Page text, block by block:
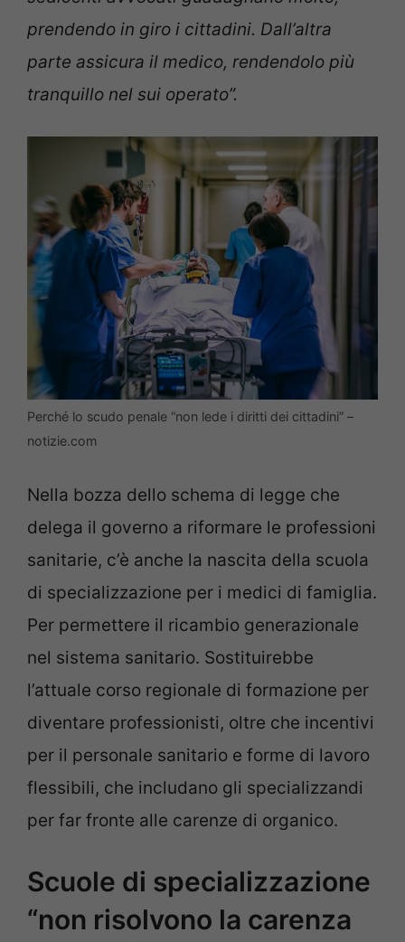
prendendo in giro i cittadini. Dall’altra
parte assicura il medico, rendendolo più
tranquillo nel sui operato”.
Perché lo scudo penale “non lede i diritti dei cittadini” –
notizie.com
Nella bozza dello schema di legge che
delega il governo a riformare le professioni
sanitarie, c’è anche la nascita della scuola
di specializzazione per i medici di famiglia.
Per permettere il ricambio generazionale
nel sistema sanitario. Sostituirebbe
l’attuale corso regionale di formazione per
diventare professionisti, oltre che incentivi
per il personale sanitario e forme di lavoro
flessibili, che includano gli specializzandi
per far fronte alle carenze di organico.
Scuole di specializzazione
“non risolvono la carenza